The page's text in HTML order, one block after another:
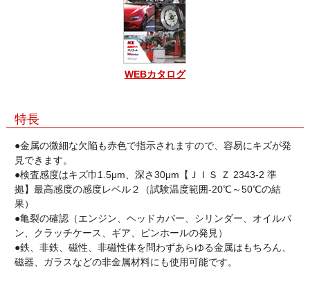
WEBカタログ
特長
●金属の微細な欠陥も赤色で指示されますので、容易にキズが発
見できます。
●検査感度はキズ巾1.5μm、深さ30μm【ＪＩＳ Ｚ 2343-2 準
拠】最高感度の感度レベル２（試験温度範囲-20℃～50℃の結
果）
●亀裂の確認（エンジン、ヘッドカバー、シリンダー、オイルパ
ン、クラッチケース、ギア、ピンホールの発見）
●鉄、非鉄、磁性、非磁性体を問わずあらゆる金属はもちろん、
磁器、ガラスなどの非金属材料にも使用可能です。